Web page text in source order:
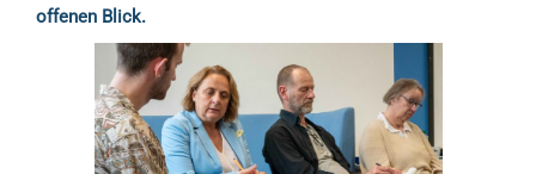
offenen Blick.